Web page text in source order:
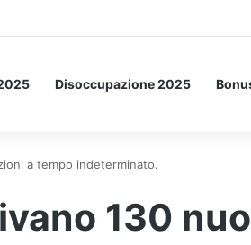
spaziale.
Disoccupazione 2025
a tempo indeterminato.
130